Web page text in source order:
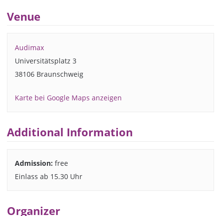
Venue
Audimax
Universitätsplatz 3
38106 Braunschweig
Karte bei Google Maps anzeigen
Additional Information
Admission: free
Einlass ab 15.30 Uhr
Organizer